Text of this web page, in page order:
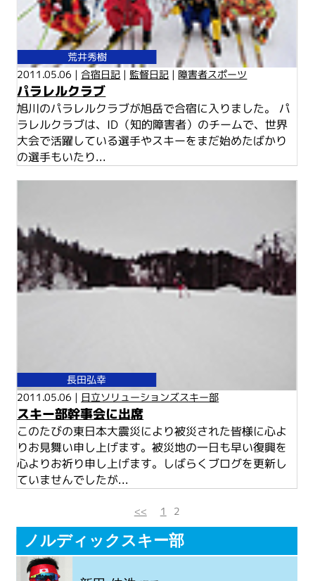
荒井秀樹
2011.05.06 | 合宿日記 | 監督日記 | 障害者スポーツ
パラレルクラブ
旭川のパラレルクラブが旭岳で合宿に入りました。 パ
ラレルクラブは、ID（知的障害者）のチームで、世界
大会で活躍している選手やスキーをまだ始めたばかり
の選手もいたり...
長田弘幸
2011.05.06 | 日立ソリューションズスキー部
スキー部幹事会に出席
このたびの東日本大震災により被災された皆様に心よ
りお見舞い申し上げます。被災地の一日も早い復興を
心よりお祈り申し上げます。しばらくブログを更新し
ていませんでしたが...
<< 1 2
ノルディックスキー部